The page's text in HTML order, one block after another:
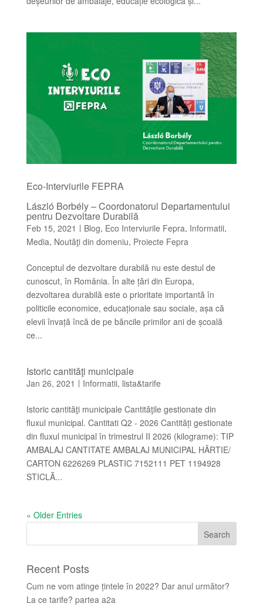
Eco-Interviurile FEPRA
László Borbély – Coordonatorul Departamentului
pentru Dezvoltare Durabilă
Feb 15, 2021 | Blog, Eco Interviurile Fepra, Informatii,
Media, Noutăţi din domeniu, Proiecte Fepra
Conceptul de dezvoltare durabilă nu este destul de
cunoscut, în România. În alte țări din Europa,
dezvoltarea durabilă este o prioritate importantă în
politicile economice, educaționale sau sociale, așa că
elevii învață încă de pe băncile primilor ani de școală
ce...
Istoric cantităţi municipale
Jan 26, 2021 | Informatii, lista&tarife
Istoric cantităţi municipale Cantităţile gestionate din
fluxul municipal. Cantitati Q2 - 2026 Cantități gestionate
din fluxul municipal în trimestrul II 2026 (kilograme): TIP
AMBALAJ CANTITATE AMBALAJ MUNICIPAL HÂRTIE/
CARTON 6226269 PLASTIC 7152111 PET 1194928
STICLĂ...
« Older Entries
Recent Posts
Cum ne vom atinge țintele în 2022? Dar anul următor?
La ce tarife? partea a2a